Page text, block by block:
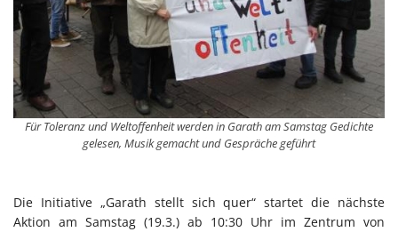
Für Toleranz und Weltoffenheit werden in Garath am Samstag Gedichte
gelesen, Musik gemacht und Gespräche geführt
Die Initiative „Garath stellt sich quer“ startet die nächste
Aktion am Samstag (19.3.) ab 10:30 Uhr im Zentrum von